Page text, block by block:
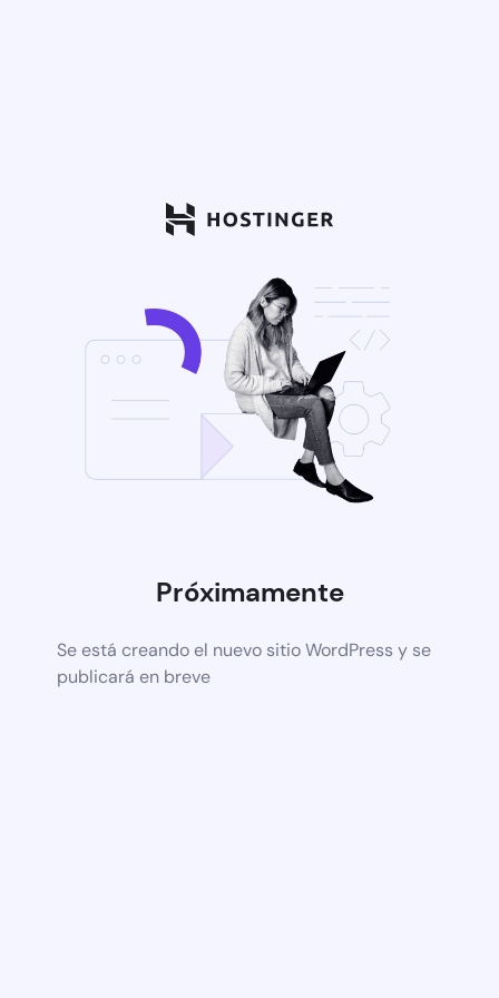
Próximamente
Se está creando el nuevo sitio WordPress y se
publicará en breve